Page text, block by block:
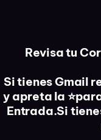
Revisa tu
Si tienes Gmail
y apreta la
Entrada.Si